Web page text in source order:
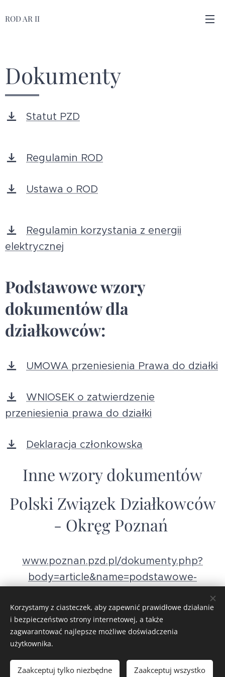
ROD AR II
Dokumenty
Statut PZD
Regulamin ROD
Ustawa o ROD
Regulamin korzystania z energii
elektrycznej
Podstawowe wzory
dokumentów dla
działkowców:
UMOWA przeniesienia Prawa do działki
WNIOSEK o zatwierdzenie
przeniesienia prawa do działki
Deklaracja członkowska
Inne wzory dokumentów
Polski Związek Działkowców
- Okręg Poznań
www.poznan.pzd.pl/dokumenty.php?
body=article&name=podstawowe-
Strona utworzona za pomocą usługiWebnode Ciasteczka
Korzystamy z ciasteczek, aby zapewnić prawidłowe działanie
i bezpieczeństwo strony internetowej, a także
zagwarantować najlepsze możliwe doświadczenia
użytkownika.
Zaakceptuj tylko niezbędne Zaakceptuj wszystko